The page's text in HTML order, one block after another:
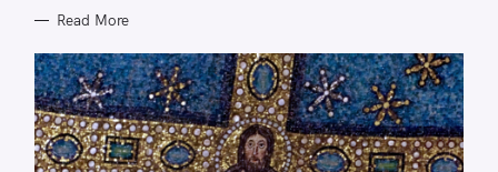
Read More